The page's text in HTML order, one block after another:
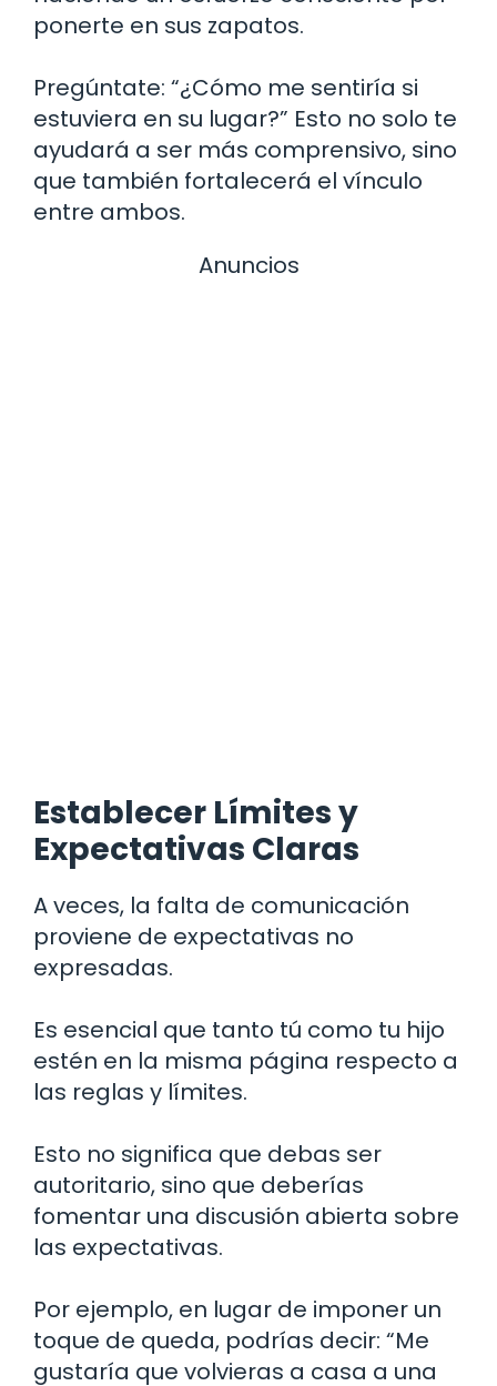
ponerte en sus zapatos.
Pregúntate: “¿Cómo me sentiría si
estuviera en su lugar?” Esto no solo te
ayudará a ser más comprensivo, sino
que también fortalecerá el vínculo
entre ambos.
Anuncios
Establecer Límites y
Expectativas Claras
A veces, la falta de comunicación
proviene de expectativas no
expresadas.
Es esencial que tanto tú como tu hijo
estén en la misma página respecto a
las reglas y límites.
Esto no significa que debas ser
autoritario, sino que deberías
fomentar una discusión abierta sobre
las expectativas.
Por ejemplo, en lugar de imponer un
toque de queda, podrías decir: “Me
gustaría que volvieras a casa a una